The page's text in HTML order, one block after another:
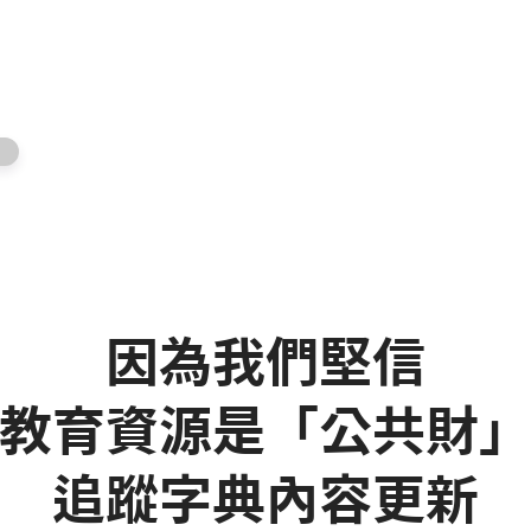
因為我們堅信
教育資源是「公共財」
追蹤字典內容更新